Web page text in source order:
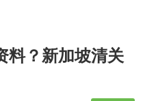
料？新加坡清关